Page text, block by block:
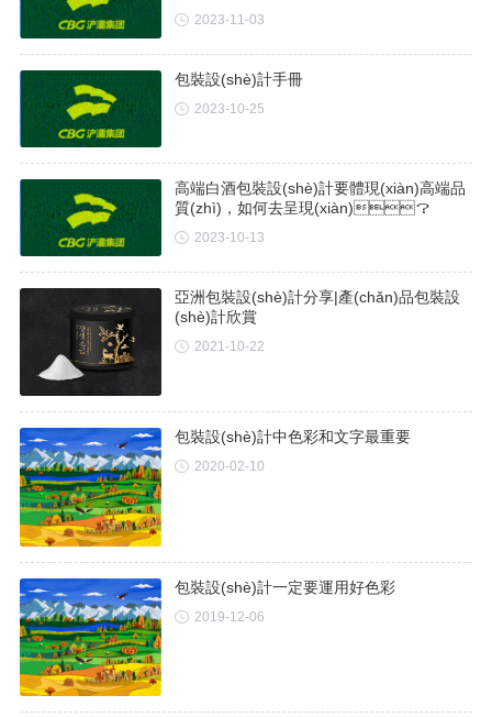
2023-11-03
包裝設(shè)計手冊
2023-10-25
高端白酒包裝設(shè)計要體現(xiàn)高端品
質(zhì)，如何去呈現(xiàn)？
2023-10-13
亞洲包裝設(shè)計分享|產(chǎn)品包裝設
(shè)計欣賞
2021-10-22
包裝設(shè)計中色彩和文字最重要
2020-02-10
包裝設(shè)計一定要運用好色彩
2019-12-06